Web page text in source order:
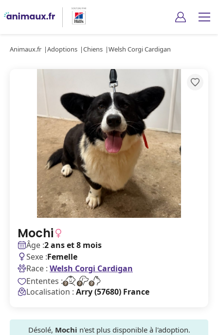
Animaux.fr Adoptions Chiens Welsh Corgi Cardigan
Mochi
Âge :2 ans et 8 mois
Sexe :Femelle
Race : Welsh Corgi Cardigan
Ententes :
Localisation : Arry (57680) France
Désolé, Mochi n'est plus disponible à l'adoption.